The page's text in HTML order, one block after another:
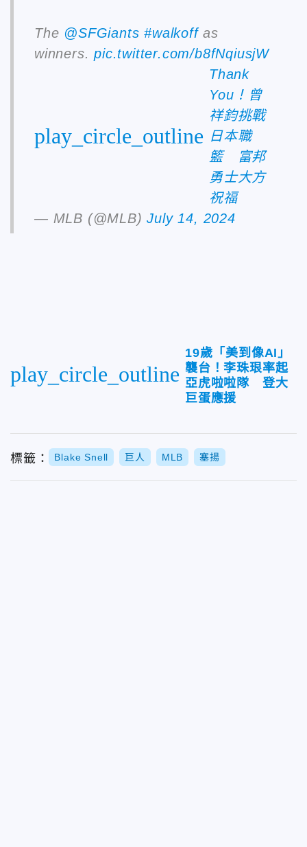
The @SFGiants #walkoffas
winners.pic.twitter.com/b8fNqiusjW
play_circle_outline
Thank
You！曾
祥鈞挑戰
日本職
籃 富邦
勇士大方
祝福
— MLB (@MLB)July 14, 2024
play_circle_outline
19歲「美到像AI」
襲台！李珠珢率起
亞虎啦啦隊 登大
巨蛋應援
標籤： Blake Snell 巨人 MLB 塞揚